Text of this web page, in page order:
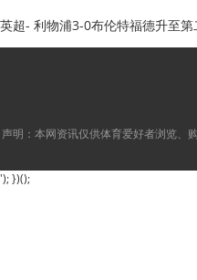
英超- 利物浦3-0布伦特福德升至
声明：本网资讯仅供体育爱好者浏览、
'); })();